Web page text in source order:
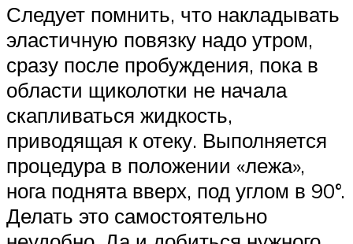
Следует помнить, что накладывать
эластичную повязку надо утром,
сразу после пробуждения, пока в
области щиколотки не начала
скапливаться жидкость,
приводящая к отеку. Выполняется
процедура в положении «лежа»,
нога поднята вверх, под углом в 90°.
Делать это самостоятельно